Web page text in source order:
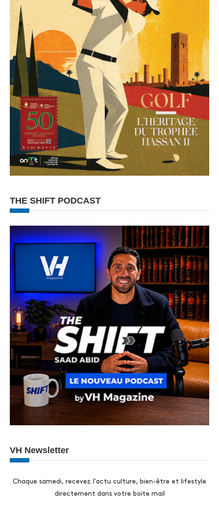
THE SHIFT PODCAST
VH Newsletter
Chaque samedi, recevez l'actu culture, bien-être et lifestyle
directement dans votre boite mail